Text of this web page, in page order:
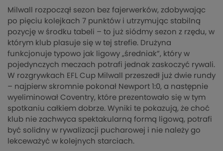
Milwall rozpoczął sezon bez fajerwerków, zdobywając
po pięciu kolejkach 7 punktów i utrzymując stabilną
pozycję w środku tabeli – to już siódmy sezon z rzędu, w
którym klub plasuje się w tej strefie. Drużyna
funkcjonuje typowo jak ligowy „średniak”, który w
pojedynczych meczach potrafi jednak zaskoczyć rywali.
W rozgrywkach EFL Cup Milwall przeszedł już dwie rundy
– najpierw skromnie pokonał Newport 1:0, a następnie
wyeliminował Coventry, które prezentowało się w tym
spotkaniu całkiem dobrze. Wyniki te pokazują, że choć
klub nie zachwyca spektakularną formą ligową, potrafi
być solidny w rywalizacji pucharowej i nie należy go
lekceważyć w kolejnych starciach.